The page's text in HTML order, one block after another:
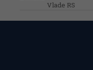
Vlade RS